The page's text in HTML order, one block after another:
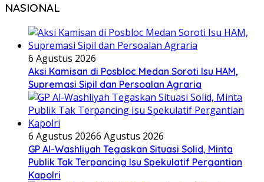
NASIONAL
6 Agustus 2026
Aksi Kamisan di Posbloc Medan Soroti Isu HAM,
Supremasi Sipil dan Persoalan Agraria
6 Agustus 20266 Agustus 2026
GP Al-Washliyah Tegaskan Situasi Solid, Minta
Publik Tak Terpancing Isu Spekulatif Pergantian
Kapolri